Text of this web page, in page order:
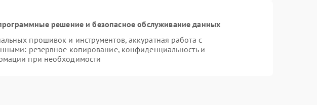
решение и безопасное обслуживание данных
прошивок и инструментов, аккуратная работа с
резервное копирование, конфиденциальность и
при необходимости